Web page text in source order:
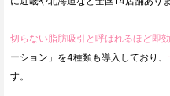
切らない脂肪吸引と呼ばれるほど即
ーション」を4種類も導入しており、
す。